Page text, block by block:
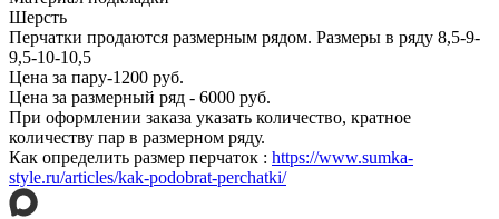
Шерсть
Перчатки продаются размерным рядом. Размеры в ряду 8,5-9-
9,5-10-10,5
Цена за пару-1200 руб.
Цена за размерный ряд - 6000 руб.
При оформлении заказа указать количество, кратное
количеству пар в размерном ряду.
Как определить размер перчаток : https://www.sumka-
style.ru/articles/kak-podobrat-perchatki/